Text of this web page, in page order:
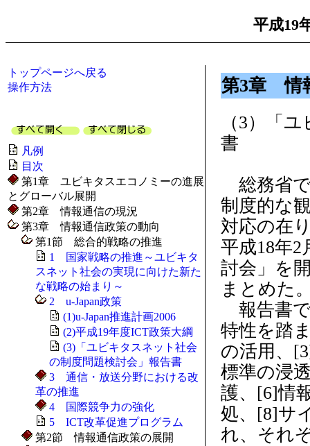
平成19
トップページへ戻る
操作方法
凡例
目次
第1章 ユビキタスエコノミーの進展
とグローバル展開
第2章 情報通信の現況
第3章 情報通信政策の動向
第1節 総合的戦略の推進
1 国家戦略の推進～ユビキタ
スネット社会の実現に向けた新た
な戦略の始まり～
2 u-Japan政策
(1)u-Japan推進計画2006
(2)平成19年度ICT政策大綱
(3)「ユビキタスネット社会
の制度問題検討会」報告書
3 通信・放送分野における改
革の推進
4 国際競争力の強化
5 ICT改革促進プログラム
第2節 情報通信政策の展開
第3章 情
（3）「
書
総務省
制度的な
対応の在
平成18年
討会」を
まとめた
報告書
特性を踏
の活用、
標準の浸
護、[6]情
処、[8]サ
れ、それ